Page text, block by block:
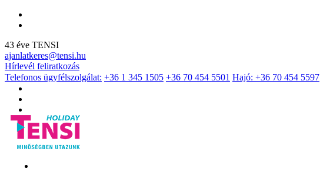
43 éve TENSI
ajanlatkeres@tensi.hu
Hírlevél feliratkozás
Telefonos ügyfélszolgálat: +36 1 345 1505 +36 70 454 5501 Hajó: +36 70 454 5597